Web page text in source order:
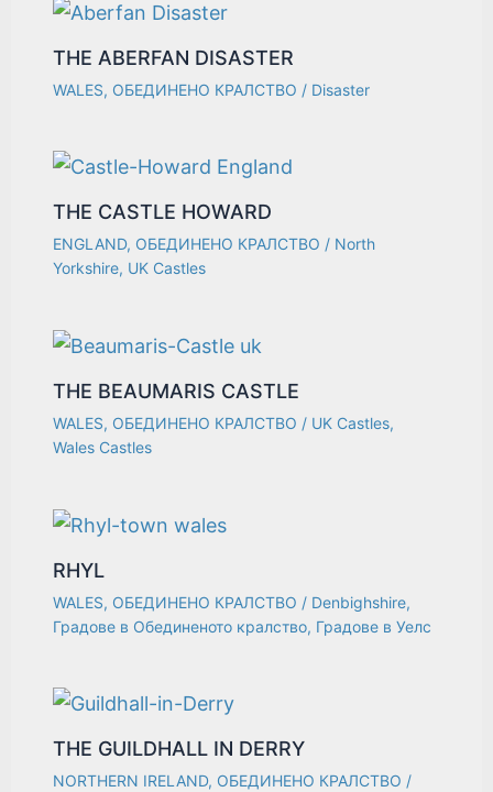
THE ABERFAN DISASTER
WALES, ОБЕДИНЕНО КРАЛСТВО / Disaster
THE CASTLE HOWARD
ENGLAND, ОБЕДИНЕНО КРАЛСТВО / North
Yorkshire, UK Castles
THE BEAUMARIS CASTLE
WALES, ОБЕДИНЕНО КРАЛСТВО / UK Castles,
Wales Castles
RHYL
WALES, ОБЕДИНЕНО КРАЛСТВО / Denbighshire,
Градове в Обединеното кралство, Градове в Уелс
THE GUILDHALL IN DERRY
NORTHERN IRELAND, ОБЕДИНЕНО КРАЛСТВО /